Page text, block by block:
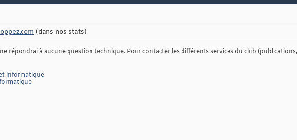
(dans nos stats)
répondrai à aucune question technique. Pour contacter les différents services du club (publications,
informatique